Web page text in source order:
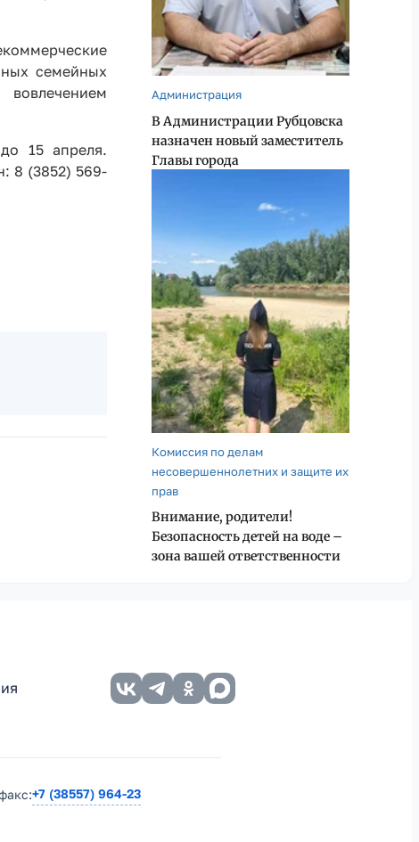
семейных
до 15 апреля.
8 (3852) 569-
Администрация
В Администрации Рубцовска
назначен новый заместитель
Главы города
Комиссия по делам
несовершеннолетних и защите их
прав
Внимание, родители!
Безопасность детей на воде –
зона вашей ответственности
+7 (38557) 964-23